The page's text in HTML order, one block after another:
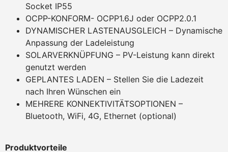
Socket IP55
OCPP-KONFORM- OCPP1.6J oder OCPP2.0.1
DYNAMISCHER LASTENAUSGLEICH – Dynamische
Anpassung der Ladeleistung
SOLARVERKNÜPFUNG – PV-Leistung kann direkt
genutzt werden
GEPLANTES LADEN – Stellen Sie die Ladezeit
nach Ihren Wünschen ein
MEHRERE KONNEKTIVITÄTSOPTIONEN –
Bluetooth, WiFi, 4G, Ethernet (optional)
Produktvorteile